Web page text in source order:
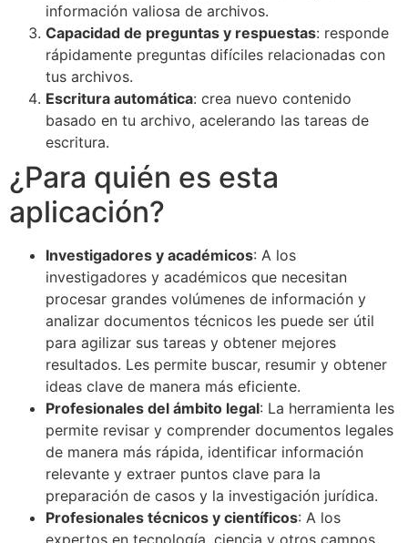
información valiosa de archivos.
Capacidad de preguntas y respuestas: responde
rápidamente preguntas difíciles relacionadas con
tus archivos.
Escritura automática: crea nuevo contenido
basado en tu archivo, acelerando las tareas de
escritura.
¿Para quién es esta
aplicación?
Investigadores y académicos: A los
investigadores y académicos que necesitan
procesar grandes volúmenes de información y
analizar documentos técnicos les puede ser útil
para agilizar sus tareas y obtener mejores
resultados. Les permite buscar, resumir y obtener
ideas clave de manera más eficiente.
Profesionales del ámbito legal: La herramienta les
permite revisar y comprender documentos legales
de manera más rápida, identificar información
relevante y extraer puntos clave para la
preparación de casos y la investigación jurídica.
Profesionales técnicos y científicos: A los